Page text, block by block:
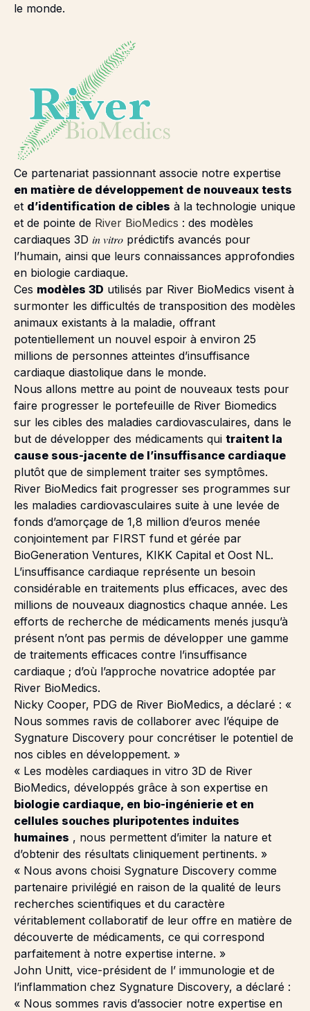
le monde.
Ce partenariat passionnant associe notre expertise
en matière de développement de nouveaux tests
et d’identification de cibles à la technologie unique
et de pointe de River BioMedics : des modèles
cardiaques 3D in vitro prédictifs avancés pour
l’humain, ainsi que leurs connaissances approfondies
en biologie cardiaque.
Ces modèles 3D utilisés par River BioMedics visent à
surmonter les difficultés de transposition des modèles
animaux existants à la maladie, offrant
potentiellement un nouvel espoir à environ 25
millions de personnes atteintes d’insuffisance
cardiaque diastolique dans le monde.
Nous allons mettre au point de nouveaux tests pour
faire progresser le portefeuille de River Biomedics
sur les cibles des maladies cardiovasculaires, dans le
but de développer des médicaments qui traitent la
cause sous-jacente de l’insuffisance cardiaque
plutôt que de simplement traiter ses symptômes.
River BioMedics fait progresser ses programmes sur
les maladies cardiovasculaires suite à une levée de
fonds d’amorçage de 1,8 million d’euros menée
conjointement par FIRST fund et gérée par
BioGeneration Ventures, KIKK Capital et Oost NL.
L’insuffisance cardiaque représente un besoin
considérable en traitements plus efficaces, avec des
millions de nouveaux diagnostics chaque année. Les
efforts de recherche de médicaments menés jusqu’à
présent n’ont pas permis de développer une gamme
de traitements efficaces contre l’insuffisance
cardiaque ; d’où l’approche novatrice adoptée par
River BioMedics.
Nicky Cooper, PDG de River BioMedics, a déclaré : «
Nous sommes ravis de collaborer avec l’équipe de
Sygnature Discovery pour concrétiser le potentiel de
nos cibles en développement. »
« Les modèles cardiaques in vitro 3D de River
BioMedics, développés grâce à son expertise en
biologie cardiaque, en bio-ingénierie et en
cellules souches pluripotentes induites
humaines , nous permettent d’imiter la nature et
d’obtenir des résultats cliniquement pertinents. »
« Nous avons choisi Sygnature Discovery comme
partenaire privilégié en raison de la qualité de leurs
recherches scientifiques et du caractère
véritablement collaboratif de leur offre en matière de
découverte de médicaments, ce qui correspond
parfaitement à notre expertise interne. »
John Unitt, vice-président de l’ immunologie et de
l’inflammation chez Sygnature Discovery, a déclaré :
« Nous sommes ravis d’associer notre expertise en